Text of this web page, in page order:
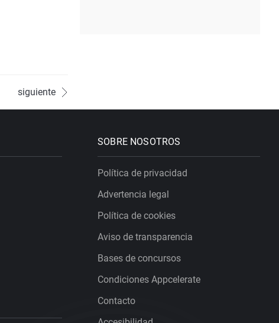
siguiente
SOBRE NOSOTROS
Política de privacidad
Advertencia legal
Política de cookies
Aviso de transparencia
Bases de concursos
Condiciones Appcelerate
Contacto